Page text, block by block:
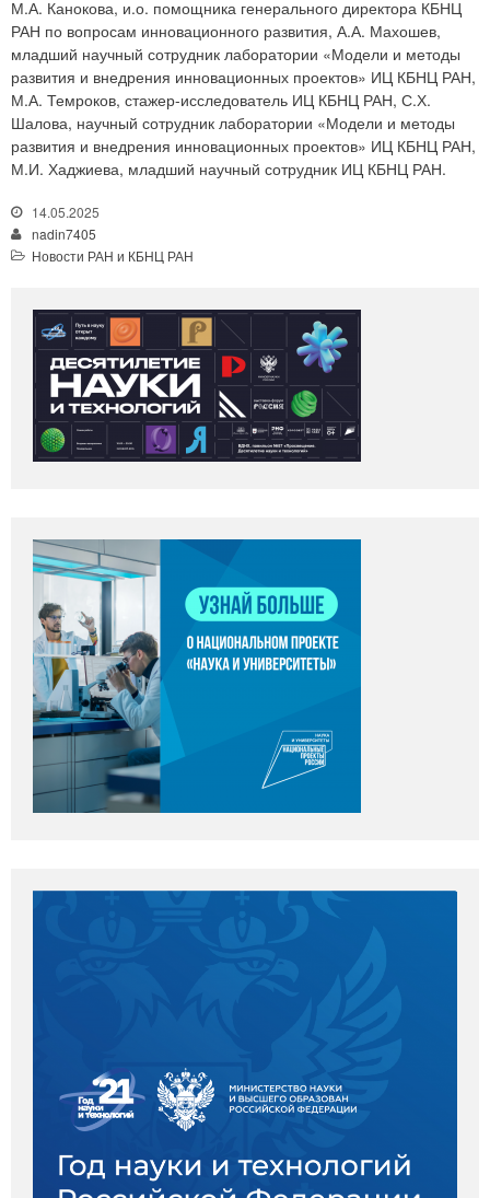
М.А. Канокова, и.о. помощника генерального директора КБНЦ
РАН по вопросам инновационного развития, А.А. Махошев,
младший научный сотрудник лаборатории «Модели и методы
развития и внедрения инновационных проектов» ИЦ КБНЦ РАН,
М.А. Темроков, стажер-исследователь ИЦ КБНЦ РАН, С.Х.
Шалова, научный сотрудник лаборатории «Модели и методы
развития и внедрения инновационных проектов» ИЦ КБНЦ РАН,
М.И. Хаджиева, младший научный сотрудник ИЦ КБНЦ РАН.
14.05.2025
nadin7405
Новости РАН и КБНЦ РАН